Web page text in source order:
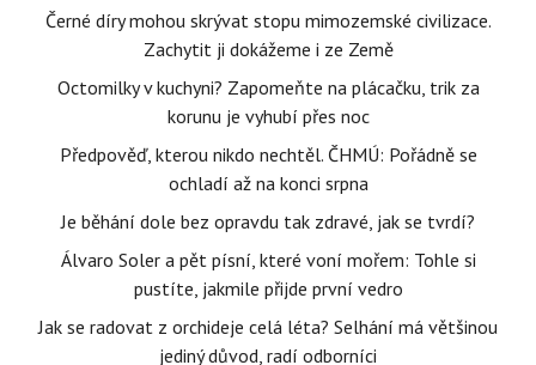
Černé díry mohou skrývat stopu mimozemské civilizace.
Zachytit ji dokážeme i ze Země
Octomilky v kuchyni? Zapomeňte na plácačku, trik za
korunu je vyhubí přes noc
Předpověď, kterou nikdo nechtěl. ČHMÚ: Pořádně se
ochladí až na konci srpna
Je běhání dole bez opravdu tak zdravé, jak se tvrdí?
Álvaro Soler a pět písní, které voní mořem: Tohle si
pustíte, jakmile přijde první vedro
Jak se radovat z orchideje celá léta? Selhání má většinou
jediný důvod, radí odborníci